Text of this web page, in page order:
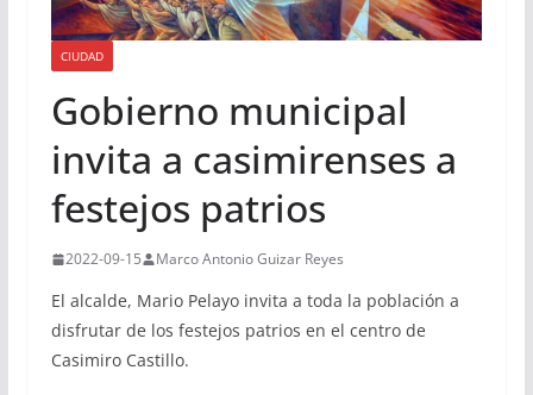
CIUDAD
Gobierno municipal
invita a casimirenses a
festejos patrios
2022-09-15 Marco Antonio Guizar Reyes
El alcalde, Mario Pelayo invita a toda la población a
disfrutar de los festejos patrios en el centro de
Casimiro Castillo.